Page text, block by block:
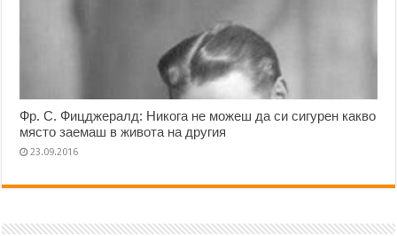
Фр. С. Фицджералд: Никога не можеш да си сигурен какво
място заемаш в живота на другия
23.09.2016